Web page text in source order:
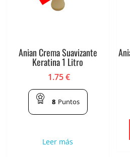
Anian Crema Suavizante
Keratina 1 Litro
1.75€
8 Puntos
Leer más